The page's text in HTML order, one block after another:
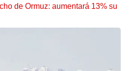
de Ormuz: aumentará 13% su